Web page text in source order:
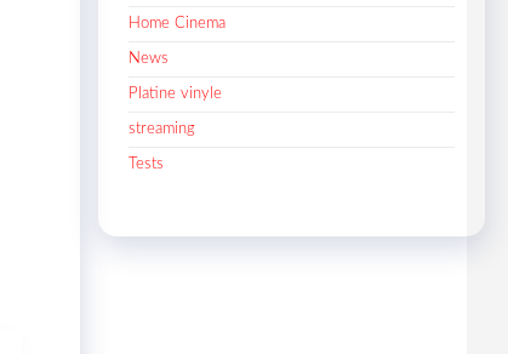
Home Cinema
News
Platine vinyle
streaming
Tests